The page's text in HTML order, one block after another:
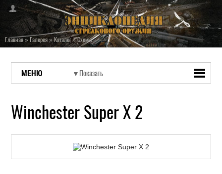
Главная»Галерея»Каталог»Схемы
МЕНЮ
Winchester Super X 2